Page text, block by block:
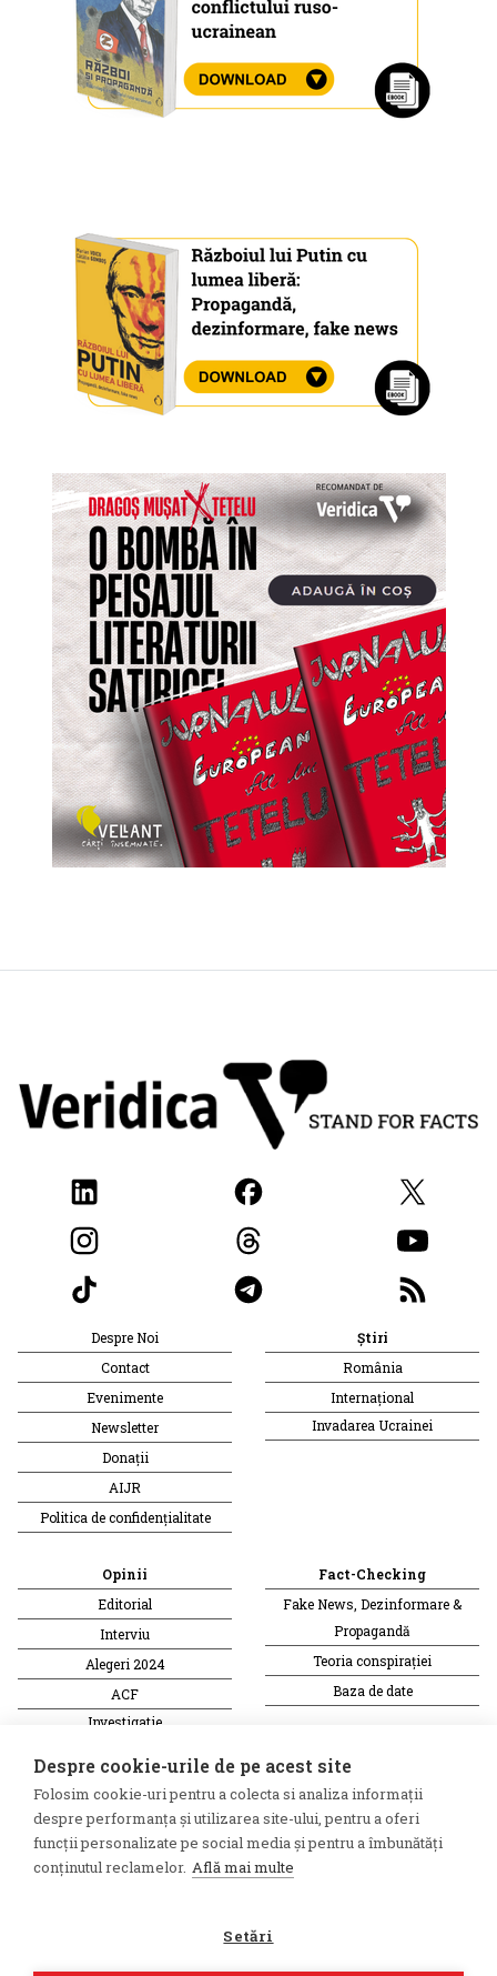
Despre Noi
Contact
Evenimente
Newsletter
Donații
AIJR
Politica de confidențialitate
Știri
România
Internațional
Invadarea Ucrainei
Opinii
Editorial
Interviu
Alegeri 2024
ACF
Investigatie
Fact-Checking
Fake News, Dezinformare &
Propagandă
Teoria conspirației
Baza de date
Monitor media
Revista presei fake
Presa rusă independentă
Multimedia
Podcast
Despre cookie-urile de pe acest site
Folosim cookie-uri pentru a colecta si analiza informații
despre performanța și utilizarea site-ului, pentru a oferi
funcții personalizate pe social media și pentru a îmbunătăți
conținutul reclamelor. Află mai multe
Setări